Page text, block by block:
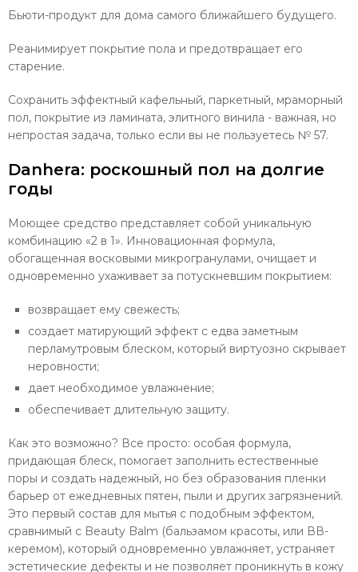
Бьюти-продукт для дома самого ближайшего будущего.
Реанимирует покрытие пола и предотвращает его
старение.
Сохранить эффектный кафельный, паркетный, мраморный
пол, покрытие из ламината, элитного винила - важная, но
непростая задача, только если вы не пользуетесь № 57.
Danhera: роскошный пол на долгие
годы
Моющее средство представляет собой уникальную
комбинацию «2 в 1». Инновационная формула,
обогащенная восковыми микрогранулами, очищает и
одновременно ухаживает за потускневшим покрытием:
возвращает ему свежесть;
создает матирующий эффект с едва заметным
перламутровым блеском, который виртуозно скрывает
неровности;
дает необходимое увлажнение;
обеспечивает длительную защиту.
Как это возможно? Все просто: особая формула,
придающая блеск, помогает заполнить естественные
поры и создать надежный, но без образования пленки
барьер от ежедневных пятен, пыли и других загрязнений.
Это первый состав для мытья с подобным эффектом,
сравнимый с Beauty Balm (бальзамом красоты, или ВВ-
керемом), который одновременно увлажняет, устраняет
эстетические дефекты и не позволяет проникнуть в кожу